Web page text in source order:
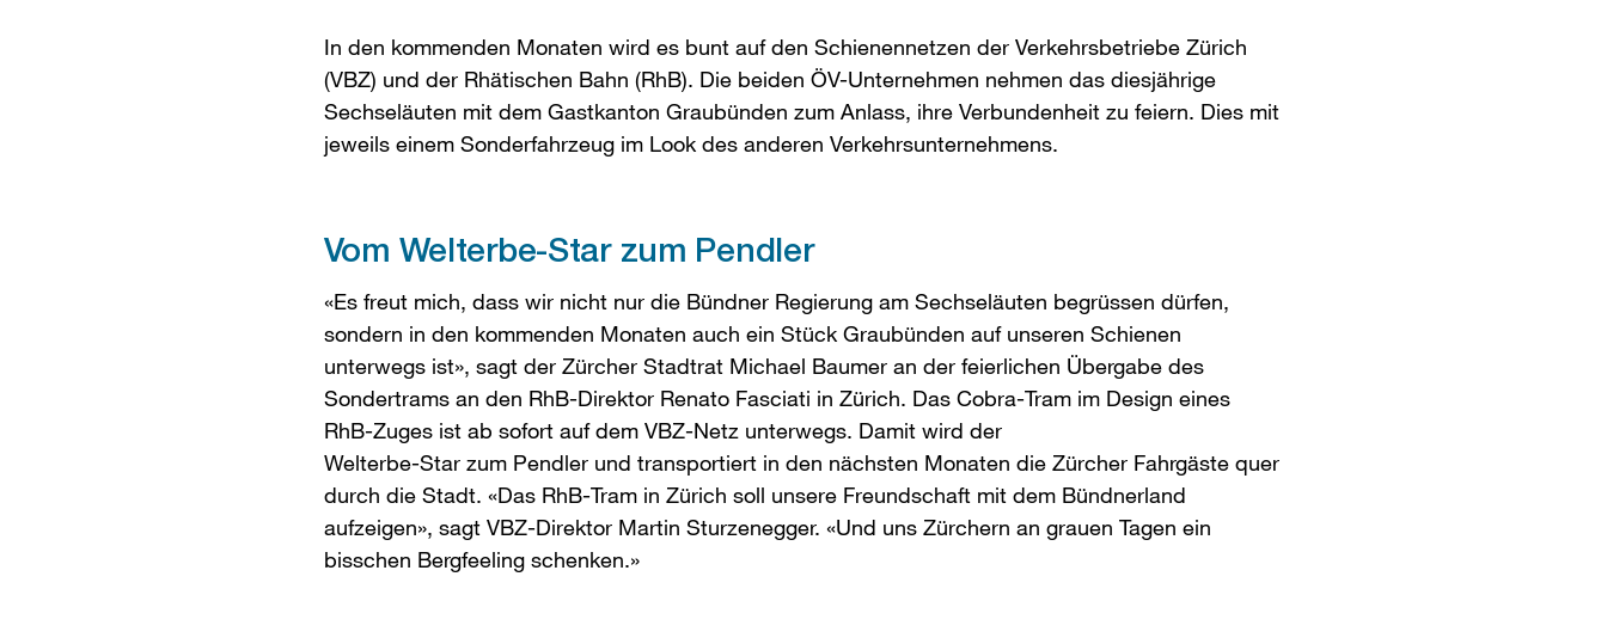
In den kommenden Monaten wird es bunt auf den Schienennetzen der Verkehrsbetriebe Zürich
(VBZ) und der Rhätischen Bahn (RhB). Die beiden ÖV-Unternehmen nehmen das diesjährige
Sechseläuten mit dem Gastkanton Graubünden zum Anlass, ihre Verbundenheit zu feiern. Dies mit
jeweils einem Sonderfahrzeug im Look des anderen Verkehrsunternehmens.
Vom Welterbe-Star zum Pendler
«Es freut mich, dass wir nicht nur die Bündner Regierung am Sechseläuten begrüssen dürfen,
sondern in den kommenden Monaten auch ein Stück Graubünden auf unseren Schienen
unterwegs ist», sagt der Zürcher Stadtrat Michael Baumer an der feierlichen Übergabe des
Sondertrams an den RhB-Direktor Renato Fasciati in Zürich. Das Cobra-Tram im Design eines
RhB-Zuges ist ab sofort auf dem VBZ-Netz unterwegs. Damit wird der
Welterbe-Star zum Pendler und transportiert in den nächsten Monaten die Zürcher Fahrgäste quer
durch die Stadt. «Das RhB-Tram in Zürich soll unsere Freundschaft mit dem Bündnerland
aufzeigen», sagt VBZ-Direktor Martin Sturzenegger. «Und uns Zürchern an grauen Tagen ein
bisschen Bergfeeling schenken.»